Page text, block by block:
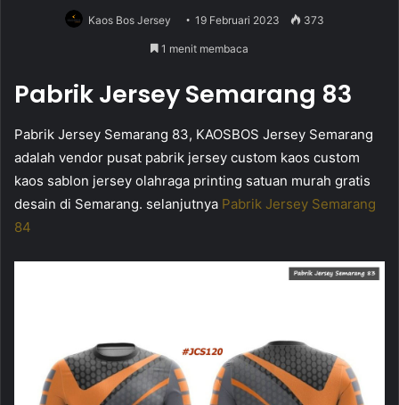
Kaos Bos Jersey 19 Februari 2023 373
1 menit membaca
Pabrik Jersey Semarang 83
Pabrik Jersey Semarang 83, KAOSBOS Jersey Semarang
adalah vendor pusat pabrik jersey custom kaos custom
kaos sablon jersey olahraga printing satuan murah gratis
desain di Semarang. selanjutnya Pabrik Jersey Semarang
84